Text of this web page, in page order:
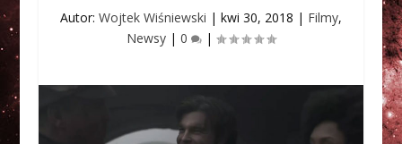
Autor: Wojtek Wiśniewski | kwi 30, 2018 | Filmy,
Newsy| 0 |